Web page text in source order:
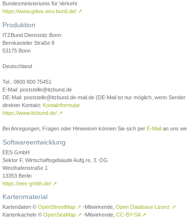
Bundesministeriums für Verkehr
https://www.gdws.wsv.bund.de/ ↗
Produktion
ITZBund Dienstsitz Bonn
Bernkasteler Straße 8
53175 Bonn
Deutschland
Tel.: 0800 800 75451
E-Mail: poststelle@itzbund.de
DE-Mail: poststelle@itzbund.de-mail.de (DE-Mail ist nur möglich, wenn
direkter Kontakt: Kontaktformular
https://www.itzbund.de/ ↗
Bei Anregungen, Fragen oder Hinweisen können Sie sich per E-Mail an uns
Softwareentwicklung
EES GmbH
Sektor F, Wirtschaftsgebäude Aufg.re, 3. OG
Westhafenstraße 1
13353 Berlin
https://ees-gmbh.de/ ↗
Kartenmaterial
Kartendaten © OpenStreetMap ↗ -Mitwirkende, Open Database Lizenz ↗
Kartenkacheln © OpenSeaMap ↗ -Mitwirkende, CC-BY-SA ↗